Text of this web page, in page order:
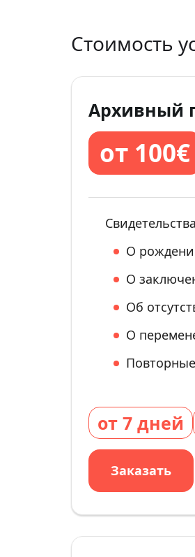
Стоимость
Архивный
от 100€
О
О
Об
О
от 7 дней
Заказать